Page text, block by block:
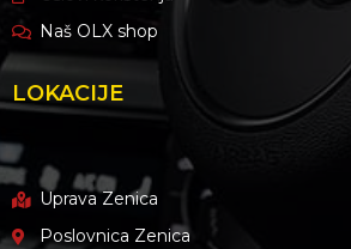
Naš OLX shop
LOKACIJE
Uprava Zenica
Poslovnica Zenica